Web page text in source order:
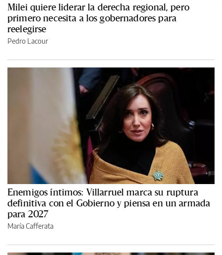
Milei quiere liderar la derecha regional, pero
primero necesita a los gobernadores para
reelegirse
Pedro Lacour
Enemigos íntimos: Villarruel marca su ruptura
definitiva con el Gobierno y piensa en un armada
para 2027
María Cafferata